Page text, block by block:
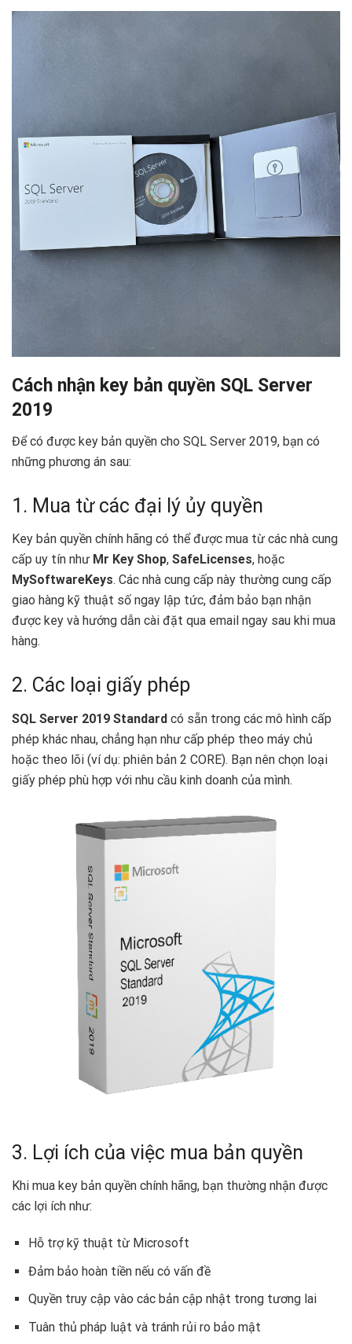
Cách nhận key bản quyền SQL Server
2019
Để có được key bản quyền cho SQL Server 2019, bạn có
những phương án sau:
1. Mua từ các đại lý ủy quyền
Key bản quyền chính hãng có thể được mua từ các nhà cung
cấp uy tín như Mr Key Shop, SafeLicenses, hoặc
MySoftwareKeys. Các nhà cung cấp này thường cung cấp
giao hàng kỹ thuật số ngay lập tức, đảm bảo bạn nhận
được key và hướng dẫn cài đặt qua email ngay sau khi mua
hàng.
2. Các loại giấy phép
SQL Server 2019 Standard có sẵn trong các mô hình cấp
phép khác nhau, chẳng hạn như cấp phép theo máy chủ
hoặc theo lõi (ví dụ: phiên bản 2 CORE). Bạn nên chọn loại
giấy phép phù hợp với nhu cầu kinh doanh của mình.
3. Lợi ích của việc mua bản quyền
Khi mua key bản quyền chính hãng, bạn thường nhận được
các lợi ích như:
Hỗ trợ kỹ thuật từ Microsoft
Đảm bảo hoàn tiền nếu có vấn đề
Quyền truy cập vào các bản cập nhật trong tương lai
Tuân thủ pháp luật và tránh rủi ro bảo mật